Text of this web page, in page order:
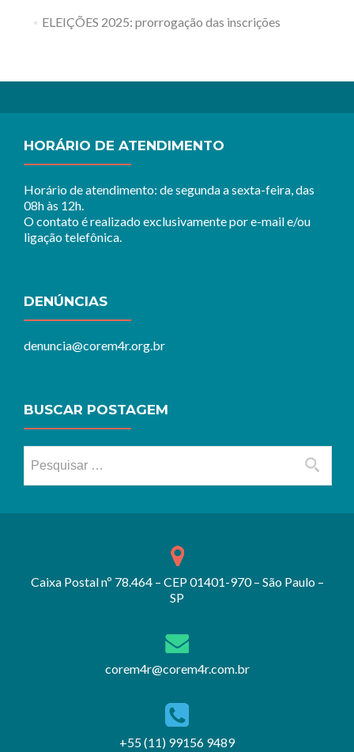
ELEIÇÕES 2025: prorrogação das inscrições
HORÁRIO DE ATENDIMENTO
Horário de atendimento: de segunda a sexta-feira, das
08h às 12h.
O contato é realizado exclusivamente por e-mail e/ou
ligação telefônica.
DENÚNCIAS
denuncia@corem4r.org.br
BUSCAR POSTAGEM
Caixa Postal nº 78.464 – CEP 01401-970 – São Paulo –
SP
corem4r@corem4r.com.br
+55 (11) 99156 9489